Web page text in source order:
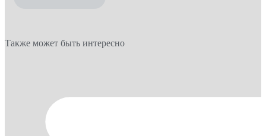
Также может быть интересно